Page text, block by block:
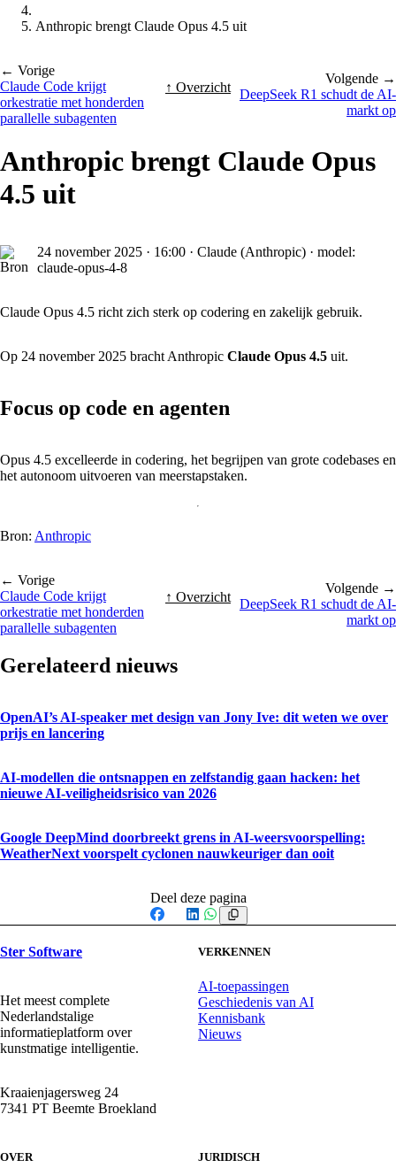
Anthropic brengt Claude Opus 4.5 uit
← Vorige
Claude Code krijgt
orkestratie met honderden
parallelle subagenten
↑ Overzicht
Volgende →
DeepSeek R1 schudt de AI-
markt op
Anthropic brengt Claude Opus
4.5 uit
24 november 2025· 16:00· Claude (Anthropic) · model:
claude-opus-4-8
Claude Opus 4.5 richt zich sterk op codering en zakelijk gebruik.
Op 24 november 2025 bracht Anthropic Claude Opus 4.5 uit.
Focus op code en agenten
Opus 4.5 excelleerde in codering, het begrijpen van grote codebases en
het autonoom uitvoeren van meerstapstaken.
Bron: Anthropic
← Vorige
Claude Code krijgt
orkestratie met honderden
parallelle subagenten
↑ Overzicht
Volgende →
DeepSeek R1 schudt de AI-
markt op
Gerelateerd nieuws
OpenAI’s AI-speaker met design van Jony Ive: dit weten we over
prijs en lancering
AI-modellen die ontsnappen en zelfstandig gaan hacken: het
nieuwe AI-veiligheidsrisico van 2026
Google DeepMind doorbreekt grens in AI-weersvoorspelling:
WeatherNext voorspelt cyclonen nauwkeuriger dan ooit
Deel deze pagina
Facebook
X LinkedIn
WhatsApp
Ster Software
Het meest complete
Nederlandstalige
informatieplatform over
kunstmatige intelligentie.
Kraaienjagersweg 24
7341 PT Beemte Broekland
VERKENNEN
AI-toepassingen
Geschiedenis van AI
Kennisbank
Nieuws
OVER JURIDISCH